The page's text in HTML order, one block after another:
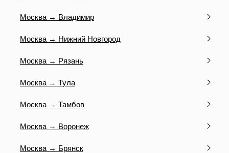
Москва → Владимир
Москва → Нижний Новгород
Москва → Рязань
Москва → Тула
Москва → Тамбов
Москва → Воронеж
Москва → Брянск